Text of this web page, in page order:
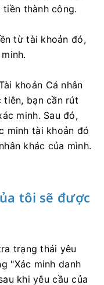
thành công.
từ tài khoản đó,
khoản Cá nhân
bạn cần rút
minh. Sau đó,
minh tài khoản đó
khác của mình.
tôi sẽ được
trạng thái yêu
"Xác minh danh
khi yêu cầu của